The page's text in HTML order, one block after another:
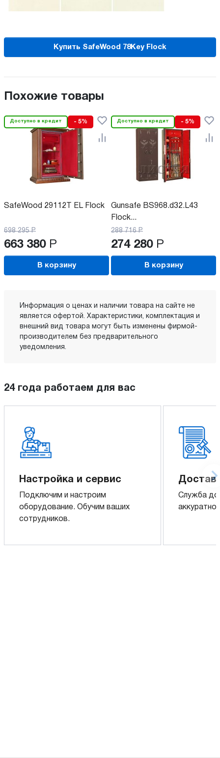
Купить SafeWood 78Key Flock
Похожие товары
Доступно в кредит - 5%
SafeWood 29112T EL Flock
698 295 Р
663 380 Р
В корзину
Доступно в кредит - 5%
Gunsafe BS968.d32.L43
Flock...
288 716 Р
274 280 Р
В корзину
Информация о ценах и наличии товара на сайте не
является офертой. Характеристики, комплектация и
внешний вид товара могут быть изменены фирмой-
производителем без предварительного
уведомления.
24 года работаем для вас
Настройка и сервис
Подключим и настроим
оборудование. Обучим ваших
сотрудников.
Служба
аккуратно